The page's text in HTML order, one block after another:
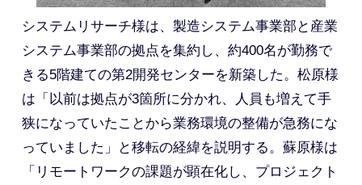
システムリサーチ様は、製造システム事業部と産業
システム事業部の拠点を集約し、約400名が勤務で
きる5階建ての第2開発センターを新築した。松原様
は「以前は拠点が3箇所に分かれ、人員も増えて手
狭になっていたことから業務環境の整備が急務にな
っていました」と移転の経緯を説明する。蘇原様は
「リモートワークの課題が顕在化し、プロジェクト